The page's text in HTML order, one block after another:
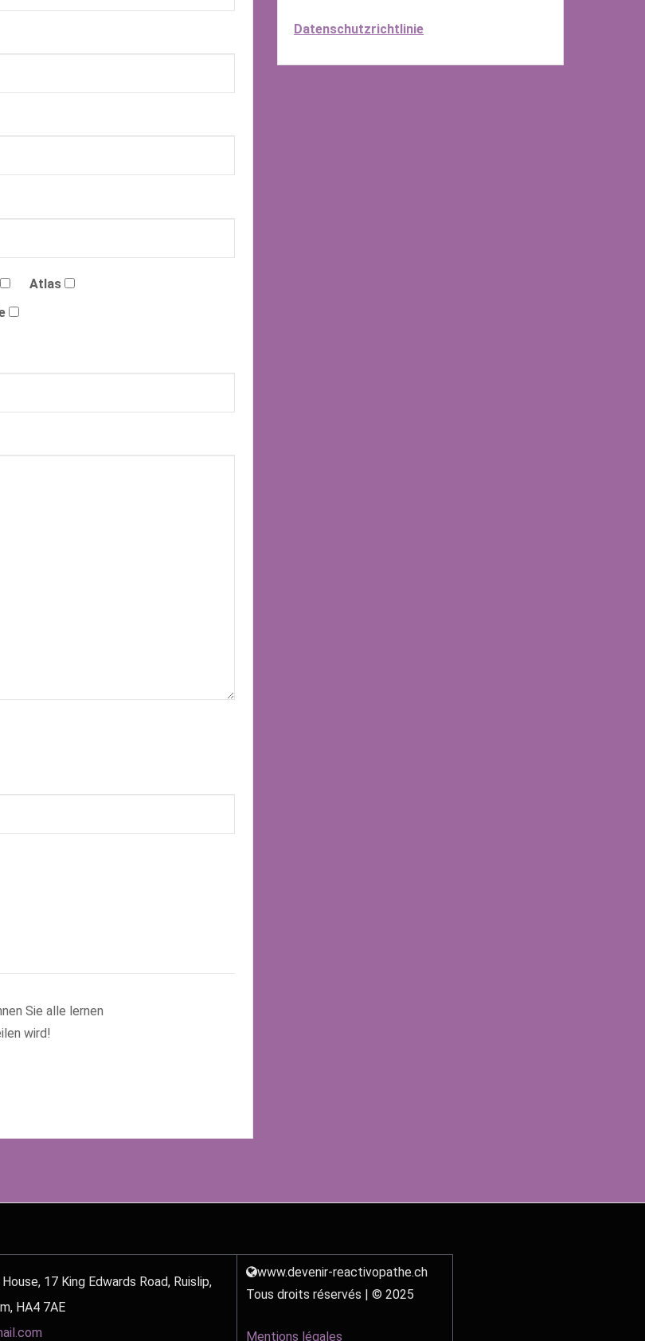
Atlas
Sie alle lernen
wird!
Datenschutzrichtlinie
17 King Edwards Road, Ruislip,
HA4 7AE
www.devenir-reactivopathe.ch
Tous droits réservés | © 2025
Mentions légales